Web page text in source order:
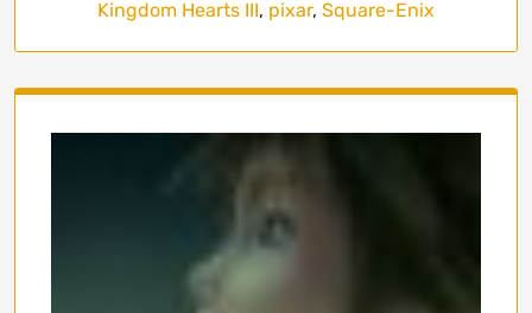
Kingdom Hearts III, pixar, Square-Enix